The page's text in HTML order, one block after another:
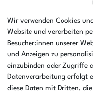
Wir verwenden Cookies
Website und verarbeiten
Besucher:innen unserer
und Anzeigen zu
einzubinden oder Zugriffe
Datenverarbeitung erfolgt
diese Daten mit Dritten,